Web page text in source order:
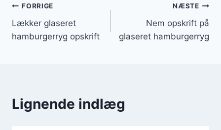
Indlægsnavigation
FORRIGE
Lækker glaseret
hamburgerryg opskrift
NÆSTE
Nem opskrift på
glaseret hamburgerryg
Lignende indlæg